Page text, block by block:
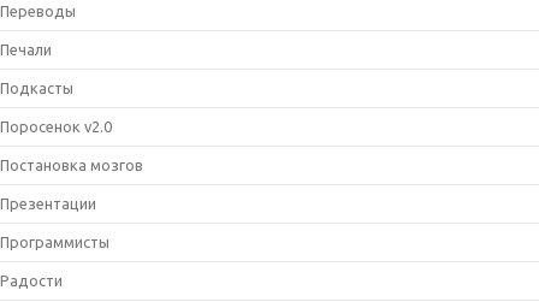
Переводы
Печали
Подкасты
Поросенок v2.0
Постановка мозгов
Презентации
Программисты
Радости